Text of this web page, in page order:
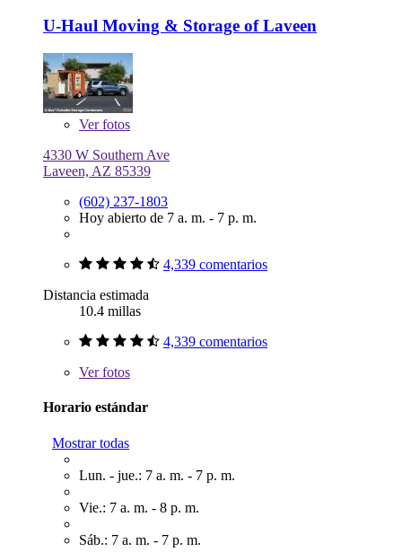
U-Haul Moving & Storage of Laveen
Verfotos
4330 W Southern Ave
Laveen, AZ 85339
(602) 237-1803
Hoy abierto de 7 a. m. - 7 p. m.
4,339 comentarios
Distancia estimada
10.4 millas
4,339 comentarios
Verfotos
Horario estándar
Mostrar todas
Lun. - jue.: 7 a. m. - 7 p. m.
Vie.: 7 a. m. - 8 p. m.
Sáb.: 7 a. m. - 7 p. m.